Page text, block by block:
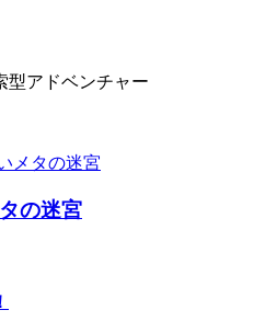
型アドベンチャー
の迷宮